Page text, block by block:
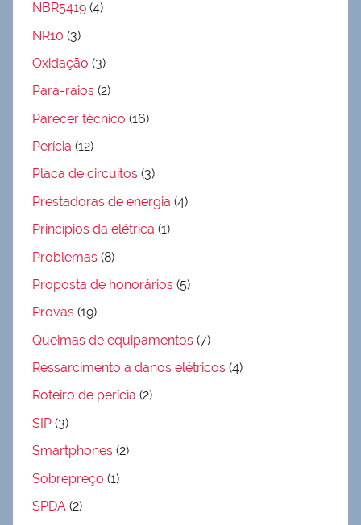
NBR5419 (4)
NR10 (3)
Oxidação (3)
Para-raios (2)
Parecer técnico (16)
Perícia (12)
Placa de circuitos (3)
Prestadoras de energia (4)
Princípios da elétrica (1)
Problemas (8)
Proposta de honorários (5)
Provas (19)
Queimas de equipamentos (7)
Ressarcimento a danos elétricos (4)
Roteiro de perícia (2)
SIP (3)
Smartphones (2)
Sobrepreço (1)
SPDA (2)